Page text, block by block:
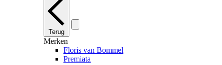
Terug
Merken
Floris van Bommel
Premiata